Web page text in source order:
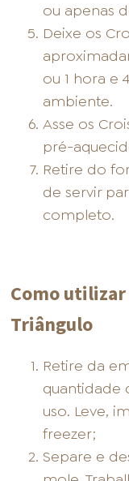
ou apenas
Deixe os
ou 1 hora e
ambiente.
Asse os
pré-
Retire do
de servir
completo.
Como utilizar
Triângulo
Retire da
quantidade
uso. Leve,
freezer;
Separe e